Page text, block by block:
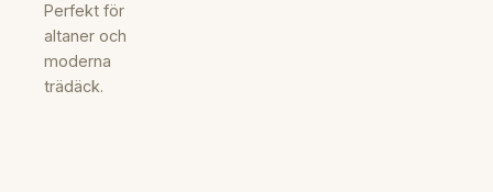
Perfekt för
altaner och
moderna
trädäck.